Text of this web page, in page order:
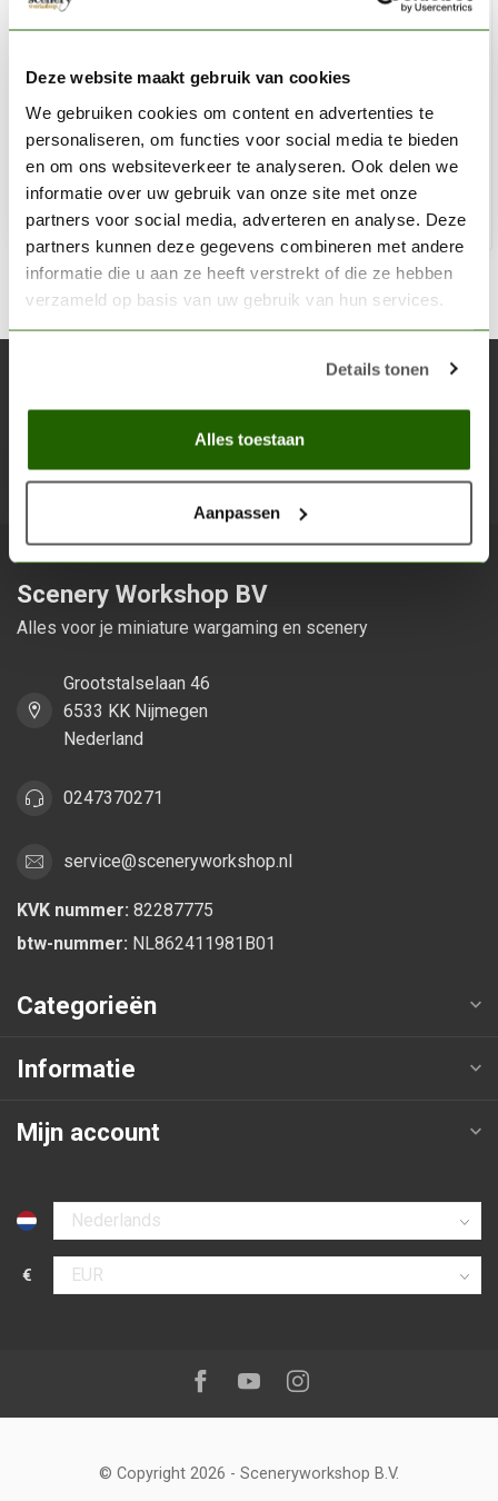
Deze website maakt gebruik van cookies
We gebruiken cookies om content en advertenties te
personaliseren, om functies voor social media te bieden
en om ons websiteverkeer te analyseren. Ook delen we
informatie over uw gebruik van onze site met onze
partners voor social media, adverteren en analyse. Deze
partners kunnen deze gegevens combineren met andere
informatie die u aan ze heeft verstrekt of die ze hebben
verzameld op basis van uw gebruik van hun services.
Details tonen
Alles toestaan
Aanpassen
Jokaero Orange - Base Paint - 12ml - 21-02
€3,60
Niet op voorraad
Blijf op de hoogte over onze laatste acties
Scenery Workshop BV
Alles voor je miniature wargaming en scenery
Grootstalselaan 46
6533 KK Nijmegen
Nederland
0247370271
service@sceneryworkshop.nl
KVK nummer: 82287775
btw-nummer: NL862411981B01
Categorieën
Informatie
Mijn account
Selecteer taal
€
Selecteer valuta
Volg ons op:Facebook
YoutubeInstagram
© Copyright 2026 - Sceneryworkshop B.V.